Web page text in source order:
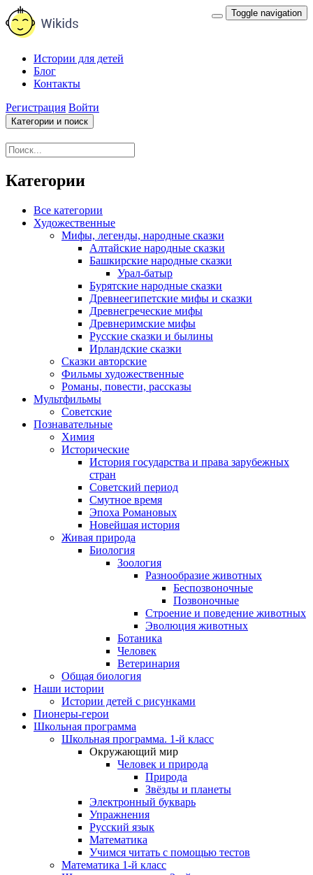
Toggle navigation
Истории для детей
Блог
Контакты
Регистрация Войти
Категории и поиск
Категории
Все категории
Художественные
Мифы, легенды, народные сказки
Алтайские народные сказки
Башкирские народные сказки
Урал-батыр
Бурятские народные сказки
Древнеегипетские мифы и сказки
Древнегреческие мифы
Древнеримские мифы
Русские сказки и былины
Ирландские сказки
Сказки авторские
Фильмы художественные
Романы, повести, рассказы
Мультфильмы
Советские
Познавательные
Химия
Исторические
История государства и права зарубежных
стран
Советский период
Смутное время
Эпоха Романовых
Новейшая история
Живая природа
Биология
Зоология
Разнообразие животных
Беспозвоночные
Позвоночные
Строение и поведение животных
Эволюция животных
Ботаника
Человек
Ветеринария
Общая биология
Наши истории
Истории детей с рисунками
Пионеры-герои
Школьная программа
Школьная программа. 1-й класс
Окружающий мир
Человек и природа
Природа
Звёзды и планеты
Электронный букварь
Упражнения
Русский язык
Математика
Учимся читать с помощью тестов
Математика 1-й класс